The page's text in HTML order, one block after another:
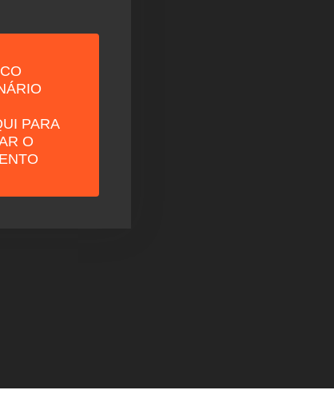
PARA
O